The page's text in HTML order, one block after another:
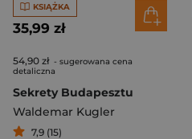
KSIĄŻKA
35,99 zł
54,90 zł - sugerowana cena
detaliczna
Sekrety Budapesztu
Waldemar Kugler
7,9 (15)